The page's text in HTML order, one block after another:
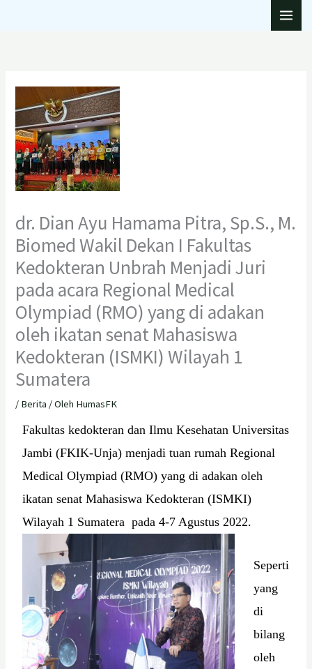
dr. Dian Ayu Hamama Pitra, Sp.S., M.
Biomed Wakil Dekan I Fakultas
Kedokteran Unbrah Menjadi Juri
pada acara Regional Medical
Olympiad (RMO) yang di adakan
oleh ikatan senat Mahasiswa
Kedokteran (ISMKI) Wilayah 1
Sumatera
/ Berita / Oleh HumasFK
Fakultas kedokteran dan Ilmu Kesehatan Universitas
Jambi (FKIK-Unja) menjadi tuan rumah Regional
Medical Olympiad (RMO) yang di adakan oleh
ikatan senat Mahasiswa Kedokteran (ISMKI)
Wilayah 1 Sumatera pada 4-7 Agustus 2022.
Seperti
yang
di
bilang
oleh